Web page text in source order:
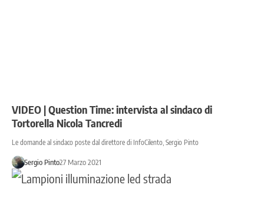
VIDEO | Question Time: intervista al sindaco di
Tortorella Nicola Tancredi
Le domande al sindaco poste dal direttore di InfoCilento, Sergio Pinto
Sergio Pinto27 Marzo 2021